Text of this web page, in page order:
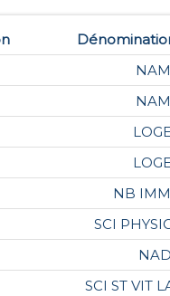
NB
SCI
SCI ST VIT